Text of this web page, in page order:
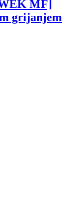
MF]
grijanjem